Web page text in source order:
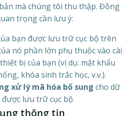
mà chúng tôi thu thập. Đồng
trọng cần lưu ý:
bạn được lưu trữ cục bộ trên
nó phần lớn phụ thuộc vào cài
bị của bạn (ví dụ: mật khẩu
khóa sinh trắc học, v.v.).
xử lý mã hóa bổ sung cho dữ
lưu trữ cục bộ.
thông tin